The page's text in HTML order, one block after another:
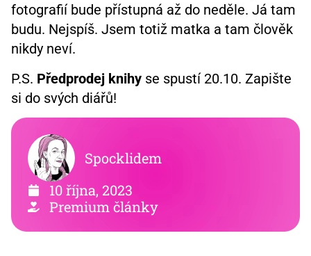
fotografií bude přístupná až do neděle. Já tam
budu. Nejspíš. Jsem totiž matka a tam člověk
nikdy neví.
P.S. Předprodej knihy se spustí 20.10. Zapište
si do svých diářů!
Spocklidem
10 října, 2023
Premium články